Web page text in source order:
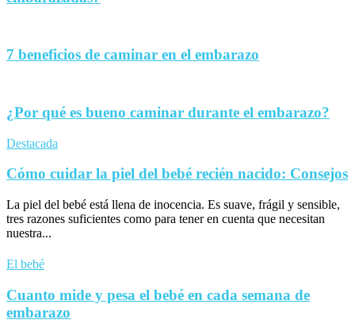
7 beneficios de caminar en el embarazo
¿Por qué es bueno caminar durante el embarazo?
Destacada
Cómo cuidar la piel del bebé recién nacido: Consejos
La piel del bebé está llena de inocencia. Es suave, frágil y sensible,
tres razones suficientes como para tener en cuenta que necesitan
nuestra...
El bebé
Cuanto mide y pesa el bebé en cada semana de
embarazo